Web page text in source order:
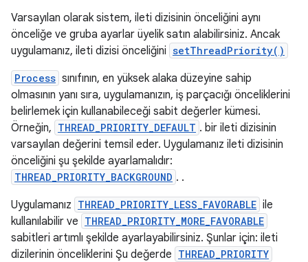
Varsayılan olarak sistem, ileti dizisinin önceliğini aynı
önceliğe ve gruba ayarlar üyelik satın alabilirsiniz. Ancak
uygulamanız, ileti dizisi önceliğini setThreadPriority()
Process sınıfının, en yüksek alaka düzeyine sahip
olmasının yanı sıra, uygulamanızın, iş parçacığı önceliklerini
belirlemek için kullanabileceği sabit değerler kümesi.
Örneğin, THREAD_PRIORITY_DEFAULT . bir ileti dizisinin
varsayılan değerini temsil eder. Uygulamanız ileti dizisinin
önceliğini şu şekilde ayarlamalıdır:
THREAD_PRIORITY_BACKGROUND . .
Uygulamanız THREAD_PRIORITY_LESS_FAVORABLE ile
kullanılabilir ve THREAD_PRIORITY_MORE_FAVORABLE
sabitleri artımlı şekilde ayarlayabilirsiniz. Şunlar için: ileti
dizilerinin önceliklerini Şu değerde THREAD_PRIORITY